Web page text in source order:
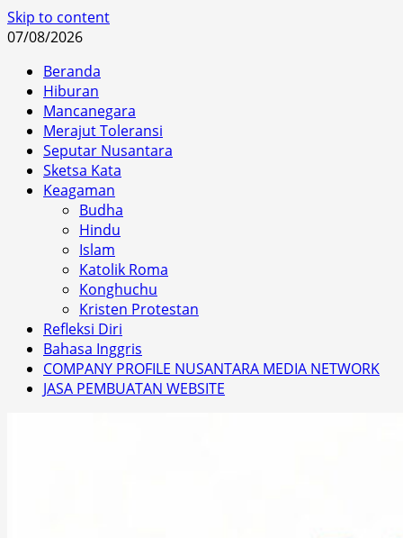
Skip to content
07/08/2026
Beranda
Hiburan
Mancanegara
Merajut Toleransi
Seputar Nusantara
Sketsa Kata
Keagaman
Budha
Hindu
Islam
Katolik Roma
Konghuchu
Kristen Protestan
Refleksi Diri
Bahasa Inggris
COMPANY PROFILE NUSANTARA MEDIA NETWORK
JASA PEMBUATAN WEBSITE